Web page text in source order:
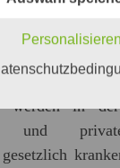
werden in
und
Personalisieren